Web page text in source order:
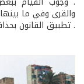
والقرى وفي ما
. تطبيق القانون